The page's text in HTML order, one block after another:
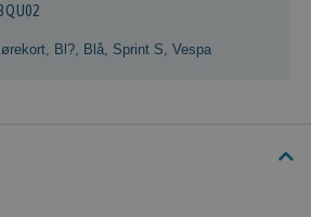
Bl? Blå Sprint S Vespa